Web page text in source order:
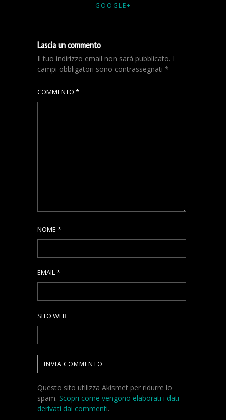
GOOGLE+
Lascia un commento
Il tuo indirizzo email non sarà pubblicato. I
campi obbligatori sono contrassegnati *
COMMENTO *
NOME *
EMAIL*
SITO WEB
Questo sito utilizza Akismet per ridurre lo
spam. Scopri come vengono elaborati i dati
derivati dai commenti.